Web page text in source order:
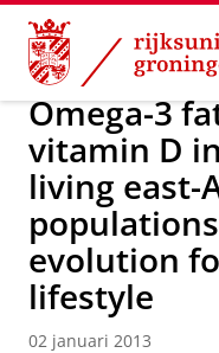
Skip
Content
Skip
Navigation
Over ons Actueel
Omega-3
vitamin D
living east-
evolution
lifestyle
02 januari 2013